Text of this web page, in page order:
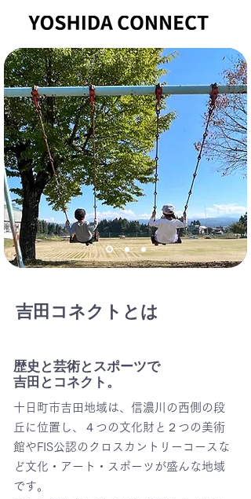
吉田コネクトとは
歴史と芸術とスポーツで
吉田とコネクト。
十日町市吉田地域は、信濃川の西側の段
丘に位置し、４つの文化財と２つの美術
館やFIS公認のクロスカントリーコースな
ど文化・アート・スポーツが盛んな地域
です。